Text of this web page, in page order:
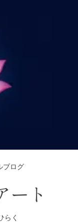
ブログ
ート
らく